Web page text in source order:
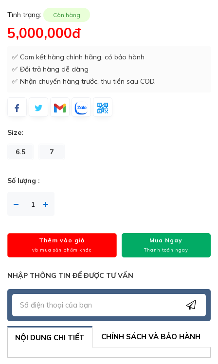
Tình trạng: Còn hàng
5,000,000đ
✅ Cam kết hàng chính hãng, có bảo hành
✅ Đổi trả hàng dễ dàng
✅ Nhận chuyển hàng trước, thu tiền sau COD.
Size:
6.5 7
Số lượng :
Thêm vào giỏ
và mua sản phẩm khác
Mua Ngay
Thanh toán ngay
NHẬP THÔNG TIN ĐỂ ĐƯỢC TƯ VẤN
NỘI DUNG CHI TIẾT CHÍNH SÁCH VÀ BẢO HÀNH